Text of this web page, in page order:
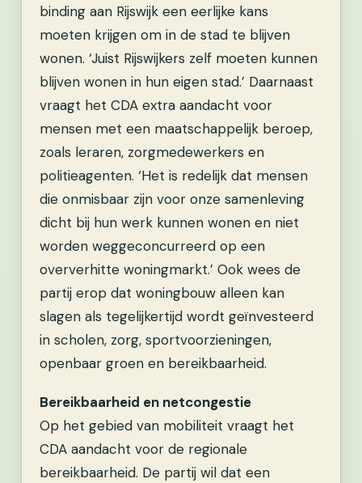
binding aan Rijswijk een eerlijke kans
moeten krijgen om in de stad te blijven
wonen. ‘Juist Rijswijkers zelf moeten kunnen
blijven wonen in hun eigen stad.’ Daarnaast
vraagt het CDA extra aandacht voor
mensen met een maatschappelijk beroep,
zoals leraren, zorgmedewerkers en
politieagenten. ‘Het is redelijk dat mensen
die onmisbaar zijn voor onze samenleving
dicht bij hun werk kunnen wonen en niet
worden weggeconcurreerd op een
oververhitte woningmarkt.’ Ook wees de
partij erop dat woningbouw alleen kan
slagen als tegelijkertijd wordt geïnvesteerd
in scholen, zorg, sportvoorzieningen,
openbaar groen en bereikbaarheid.
Bereikbaarheid en netcongestie
Op het gebied van mobiliteit vraagt het
CDA aandacht voor de regionale
bereikbaarheid. De partij wil dat een